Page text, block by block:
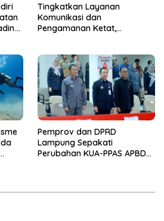
Tingkatkan Layanan
Komunikasi dan
Pengamanan Ketat,
Tambah Wartelsuspas Serta
Pasang Kamera Pengawas
Pemprov dan DPRD
Lampung Sepakati
Perubahan KUA-PPAS APBD